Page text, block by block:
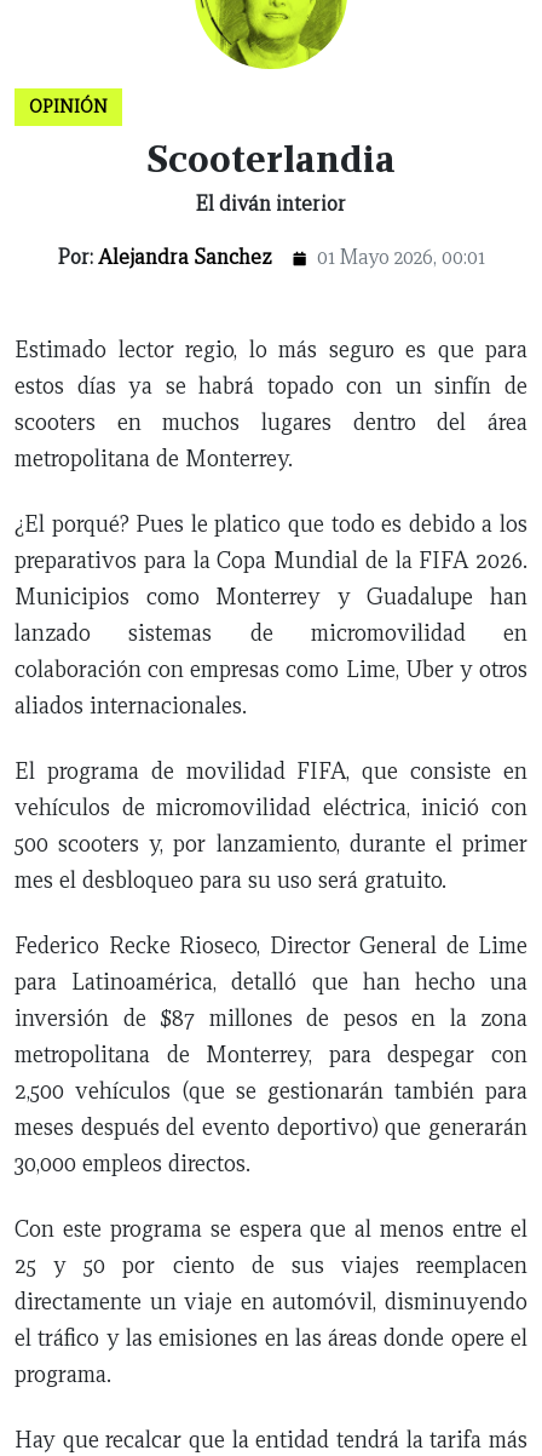
NUEVO
TAMAULIPAS
COAHUILA
NACIONAL
INTERNACIONAL
FINANZAS
OPINIÓN
DEPORTES
ESPECTÁCULOS
TENDENCIA
ESTILO
PODCAST
CONTACTO
NEWSLETTER
HEMEROTECA
SUPLEMENTOS
OPINIÓN
Scooterlandia
El diván interior
Por:Alejandra Sanchez 01 Mayo 2026, 00:01
Estimado lector regio, lo más seguro es que para
estos días ya se habrá topado con un sinfín de
scooters en muchos lugares dentro del área
metropolitana de Monterrey.
¿El porqué? Pues le platico que todo es debido a los
preparativos para la Copa Mundial de la FIFA 2026.
Municipios como Monterrey y Guadalupe han
lanzado sistemas de micromovilidad en
colaboración con empresas como Lime, Uber y otros
aliados internacionales.
El programa de movilidad FIFA, que consiste en
vehículos de micromovilidad eléctrica, inició con
500 scooters y, por lanzamiento, durante el primer
mes el desbloqueo para su uso será gratuito.
Federico Recke Rioseco, Director General de Lime
para Latinoamérica, detalló que han hecho una
inversión de $87 millones de pesos en la zona
metropolitana de Monterrey, para despegar con
2,500 vehículos (que se gestionarán también para
meses después del evento deportivo) que generarán
30,000 empleos directos.
Con este programa se espera que al menos entre el
25 y 50 por ciento de sus viajes reemplacen
directamente un viaje en automóvil, disminuyendo
el tráfico y las emisiones en las áreas donde opere el
programa.
Hay que recalcar que la entidad tendrá la tarifa más